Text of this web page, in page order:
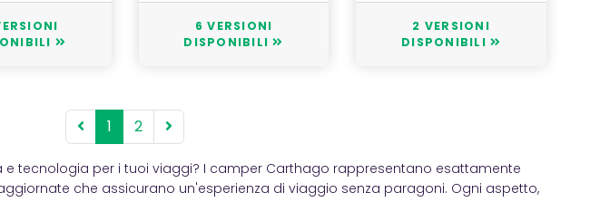
6 VERSIONI
DISPONIBILI
2 VERSIONI
DISPONIBILI
1 2
tecnologia per i tuoi viaggi? I camper Carthago rappresentano esattamente
che assicurano un'esperienza di viaggio senza paragoni. Ogni aspetto,